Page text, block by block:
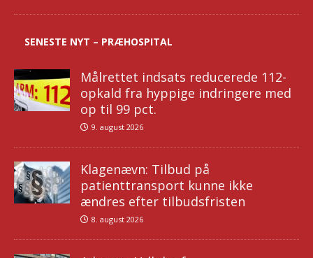
SENESTE NYT – PRÆHOSPITAL
Målrettet indsats reducerede 112-
opkald fra hyppige indringere med
op til 99 pct.
9. august 2026
Klagenævn: Tilbud på
patienttransport kunne ikke
ændres efter tilbudsfristen
8. august 2026